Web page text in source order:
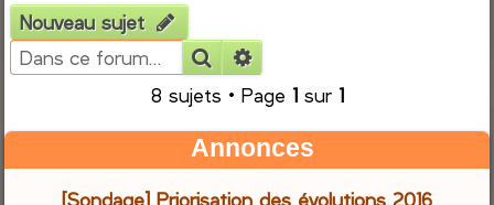
r
c
Nouveau sujet
Rechercher
8 sujets • Page 1sur 1
Annonces
[Sondage] Priorisation des évolutions 2016